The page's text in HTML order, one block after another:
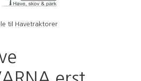
til Havetraktorer